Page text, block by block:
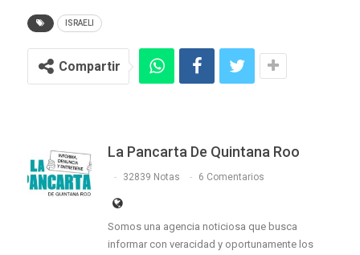
ISRAELI
Compartir
La Pancarta De Quintana Roo
32839 Notas 6 Comentarios
Somos una agencia noticiosa que busca
informar con veracidad y oportunamente los